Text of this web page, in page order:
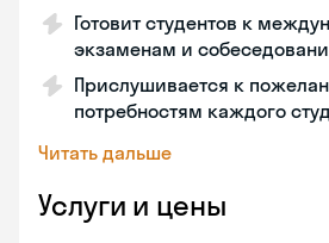
Готовит студентов к
экзаменам и
Прислушивается к
потребностям каждого
Читать дальше
Услуги и цены